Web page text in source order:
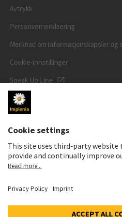
Avtrykk
Personvernerklaering
Merknad om informasjonskapsler og
Cookie-innstillinger
Speak Up Line
AKSJEKURSEN
ISIN: CH0023868554
62,30 CHF
0,00 CHF (0,00%)